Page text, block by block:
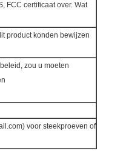
FCC certificaat over. Wat
product konden bewijzen
zou u moeten
voor steekproeven of